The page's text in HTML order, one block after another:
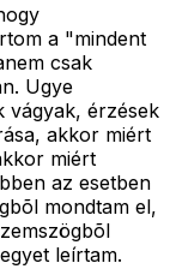
a "mindent
csak
Ugye
vágyak, érzések
akkor miért
miért
az esetben
mondtam el,
leírtam.